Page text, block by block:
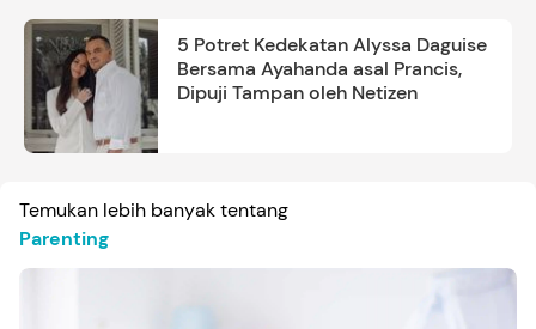
5 Potret Kedekatan Alyssa Daguise
Bersama Ayahanda asal Prancis,
Dipuji Tampan oleh Netizen
Temukan lebih banyak tentang
Parenting